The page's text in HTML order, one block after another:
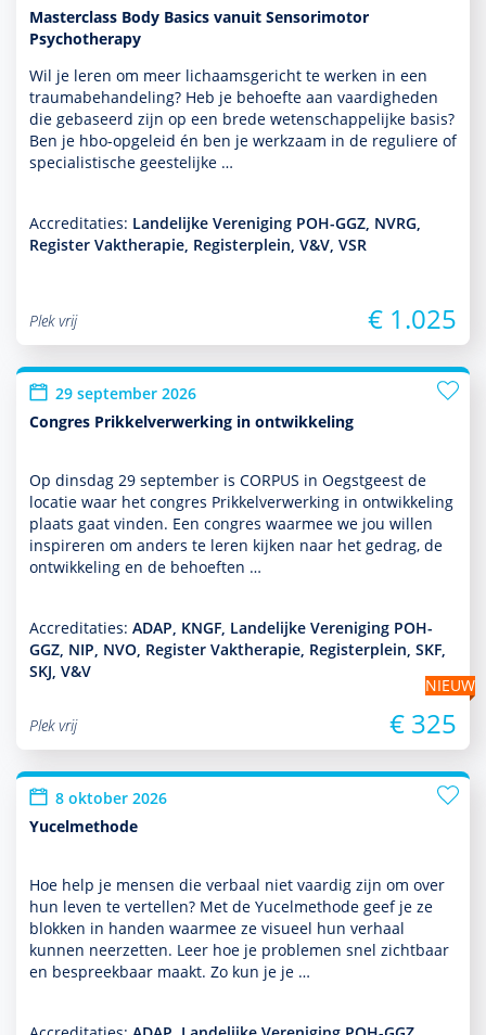
Masterclass Body Basics vanuit Sensorimotor
Psychotherapy
Wil je leren om meer lichaamsgericht te werken in een
traumabehan­del­ing? Heb je behoefte aan vaar­dig­heden
die gebaseerd zijn op een brede weten­schappe­lijke basis?
Ben je hbo-opgeleid én ben je werk­zaam in de reguliere of
specialis­tische geeste­lijke …
Accreditaties: Landelijke Vereniging POH-GGZ, NVRG,
Register Vaktherapie, Registerplein, V&V, VSR
Plek vrij € 1.025
29 september 2026
Congres Prikkelverwerking in ontwikkeling
Op dins­dag 29 september is CORPUS in Oegstgeest de
locatie waar het congres Prikkelverwerking in ont­wikke­ling
plaats gaat vinden. Een congres waarmee we jou willen
inspireren om anders te leren kijken naar het gedrag, de
ont­wikke­ling en de behoeften …
Accreditaties: ADAP, KNGF, Landelijke Vereniging POH-
GGZ, NIP, NVO, Register Vaktherapie, Registerplein, SKF,
SKJ, V&V
NIEUW
Plek vrij
€ 325
8 oktober 2026
Yucelmethode
Hoe help je mensen die verbaal niet vaardig zijn om over
hun leven te vertellen? Met de Yucelmethode geef je ze
blokken in handen waarmee ze visueel hun verhaal
kunnen neerzetten. Leer hoe je pro­ble­men snel zichtbaar
en bespreekbaar maakt. Zo kun je je …